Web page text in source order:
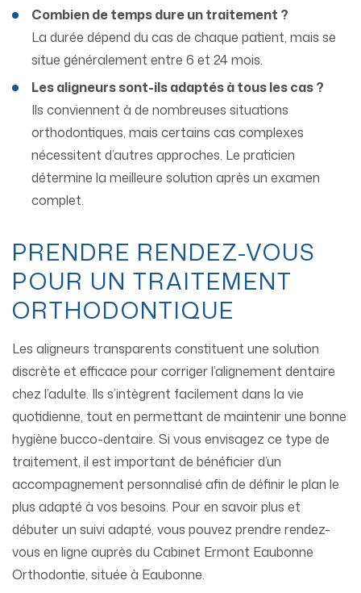
Combien de temps dure un traitement ?
La durée dépend du cas de chaque patient, mais se
situe généralement entre 6 et 24 mois.
Les aligneurs sont-ils adaptés à tous les cas ?
Ils conviennent à de nombreuses situations
orthodontiques, mais certains cas complexes
nécessitent d’autres approches. Le praticien
détermine la meilleure solution après un examen
complet.
PRENDRE RENDEZ-VOUS
POUR UN TRAITEMENT
ORTHODONTIQUE
Les aligneurs transparents constituent une solution
discrète et efficace pour corriger l’alignement dentaire
chez l’adulte. Ils s’intègrent facilement dans la vie
quotidienne, tout en permettant de maintenir une bonne
hygiène bucco-dentaire. Si vous envisagez ce type de
traitement, il est important de bénéficier d’un
accompagnement personnalisé afin de définir le plan le
plus adapté à vos besoins. Pour en savoir plus et
débuter un suivi adapté, vous pouvez prendre rendez-
vous en ligne auprès du Cabinet Ermont Eaubonne
Orthodontie, située à Eaubonne.